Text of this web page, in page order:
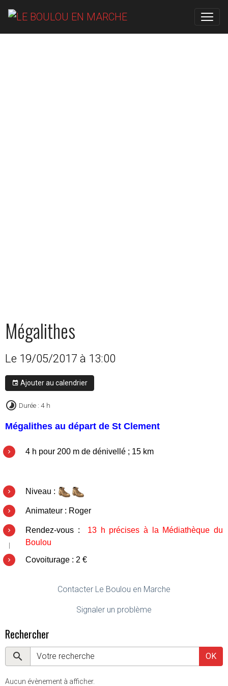
Mégalithes
Le 19/05/2017 à 13:00
Ajouter au calendrier
Durée : 4 h
Mégalithes au départ de St Clement
4 h pour 200 m de dénivellé ; 15 km
Niveau :
Animateur : Roger
Rendez-vous : 13 h précises à la Médiathèque du
Boulou
Covoiturage : 2 €
Contacter Le Boulou en Marche
Signaler un problème
Rechercher
OK
Aucun évènement à afficher.